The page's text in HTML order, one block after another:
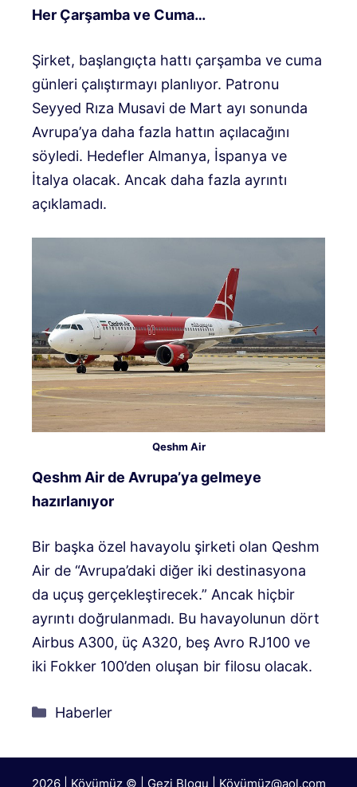
Her Çarşamba ve Cuma…
Şirket, başlangıçta hattı çarşamba ve cuma
günleri çalıştırmayı planlıyor. Patronu
Seyyed Rıza Musavi de Mart ayı sonunda
Avrupa’ya daha fazla hattın açılacağını
söyledi. Hedefler Almanya, İspanya ve
İtalya olacak. Ancak daha fazla ayrıntı
açıklamadı.
Qeshm Air
Qeshm Air de Avrupa’ya gelmeye
hazırlanıyor
Bir başka özel havayolu şirketi olan Qeshm
Air de “Avrupa’daki diğer iki destinasyona
da uçuş gerçekleştirecek.” Ancak hiçbir
ayrıntı doğrulanmadı. Bu havayolunun dört
Airbus A300, üç A320, beş Avro RJ100 ve
iki Fokker 100’den oluşan bir filosu olacak.
Kategoriler
Haberler
2026 | Köyümüz © | Gezi Blogu | Köyümüz@aol.com